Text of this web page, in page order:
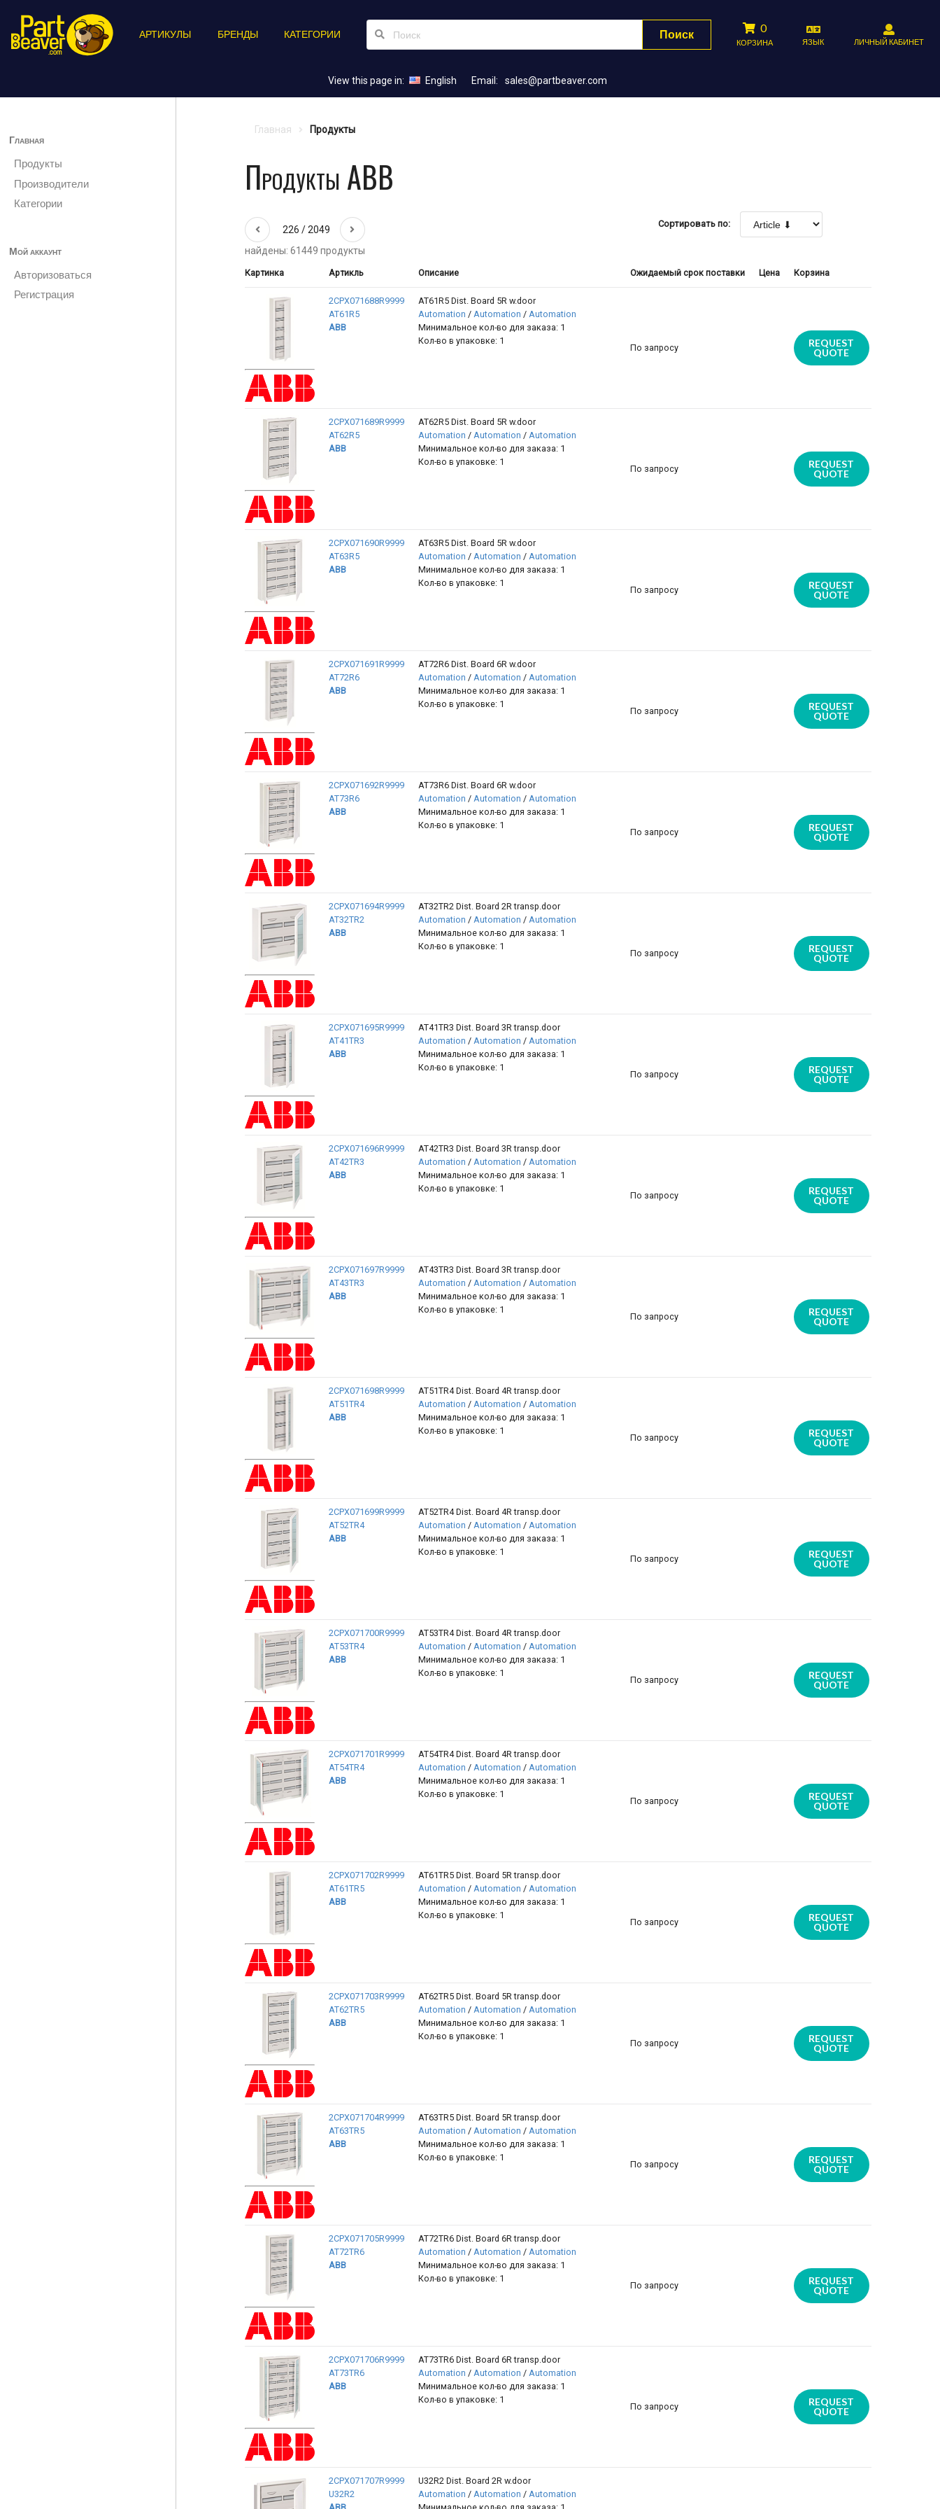
АРТИКУЛЫ БРЕНДЫ КАТЕГОРИИ Поиск 0
КОРЗИНА ЯЗЫК ЛИЧНЫЙ КАБИНЕТ
View this page in: English Email: sales@partbeaver.com
Главная
Продукты
Производители
Категории
Мой аккаунт
Авторизоваться
Регистрация
Главная Продукты
Продукты ABB
226 / 2049 Сортировать по:
найдены: 61449 продукты
Картинка Артикль Описание Ожидаемый срок поставки Цена Корзина
2CPX071688R9999
AT61R5
ABB
AT61R5 Dist. Board 5R w.door
Automation / Automation / Automation
Минимальное кол-во для заказа: 1
Кол-во в упаковке: 1
По запросу
REQUEST
QUOTE
2CPX071689R9999
AT62R5
ABB
AT62R5 Dist. Board 5R w.door
Automation / Automation / Automation
Минимальное кол-во для заказа: 1
Кол-во в упаковке: 1
По запросу
REQUEST
QUOTE
2CPX071690R9999
AT63R5
ABB
AT63R5 Dist. Board 5R w.door
Automation / Automation / Automation
Минимальное кол-во для заказа: 1
Кол-во в упаковке: 1
По запросу
REQUEST
QUOTE
2CPX071691R9999
AT72R6
ABB
AT72R6 Dist. Board 6R w.door
Automation / Automation / Automation
Минимальное кол-во для заказа: 1
Кол-во в упаковке: 1
По запросу
REQUEST
QUOTE
2CPX071692R9999
AT73R6
ABB
AT73R6 Dist. Board 6R w.door
Automation / Automation / Automation
Минимальное кол-во для заказа: 1
Кол-во в упаковке: 1
По запросу
REQUEST
QUOTE
2CPX071694R9999
AT32TR2
ABB
AT32TR2 Dist. Board 2R transp.door
Automation / Automation / Automation
Минимальное кол-во для заказа: 1
Кол-во в упаковке: 1
По запросу
REQUEST
QUOTE
2CPX071695R9999
AT41TR3
ABB
AT41TR3 Dist. Board 3R transp.door
Automation / Automation / Automation
Минимальное кол-во для заказа: 1
Кол-во в упаковке: 1
По запросу
REQUEST
QUOTE
2CPX071696R9999
AT42TR3
ABB
AT42TR3 Dist. Board 3R transp.door
Automation / Automation / Automation
Минимальное кол-во для заказа: 1
Кол-во в упаковке: 1
По запросу
REQUEST
QUOTE
2CPX071697R9999
AT43TR3
ABB
AT43TR3 Dist. Board 3R transp.door
Automation / Automation / Automation
Минимальное кол-во для заказа: 1
Кол-во в упаковке: 1
По запросу
REQUEST
QUOTE
2CPX071698R9999
AT51TR4
ABB
AT51TR4 Dist. Board 4R transp.door
Automation / Automation / Automation
Минимальное кол-во для заказа: 1
Кол-во в упаковке: 1
По запросу
REQUEST
QUOTE
2CPX071699R9999
AT52TR4
ABB
AT52TR4 Dist. Board 4R transp.door
Automation / Automation / Automation
Минимальное кол-во для заказа: 1
Кол-во в упаковке: 1
По запросу
REQUEST
QUOTE
2CPX071700R9999
AT53TR4
ABB
AT53TR4 Dist. Board 4R transp.door
Automation / Automation / Automation
Минимальное кол-во для заказа: 1
Кол-во в упаковке: 1
По запросу
REQUEST
QUOTE
2CPX071701R9999
AT54TR4
ABB
AT54TR4 Dist. Board 4R transp.door
Automation / Automation / Automation
Минимальное кол-во для заказа: 1
Кол-во в упаковке: 1
По запросу
REQUEST
QUOTE
2CPX071702R9999
AT61TR5
ABB
AT61TR5 Dist. Board 5R transp.door
Automation / Automation / Automation
Минимальное кол-во для заказа: 1
Кол-во в упаковке: 1
По запросу
REQUEST
QUOTE
2CPX071703R9999
AT62TR5
ABB
AT62TR5 Dist. Board 5R transp.door
Automation / Automation / Automation
Минимальное кол-во для заказа: 1
Кол-во в упаковке: 1
По запросу
REQUEST
QUOTE
2CPX071704R9999
AT63TR5
ABB
AT63TR5 Dist. Board 5R transp.door
Automation / Automation / Automation
Минимальное кол-во для заказа: 1
Кол-во в упаковке: 1
По запросу
REQUEST
QUOTE
2CPX071705R9999
AT72TR6
ABB
AT72TR6 Dist. Board 6R transp.door
Automation / Automation / Automation
Минимальное кол-во для заказа: 1
Кол-во в упаковке: 1
По запросу
REQUEST
QUOTE
2CPX071706R9999
AT73TR6
ABB
AT73TR6 Dist. Board 6R transp.door
Automation / Automation / Automation
Минимальное кол-во для заказа: 1
Кол-во в упаковке: 1
По запросу
REQUEST
QUOTE
2CPX071707R9999
U32R2
U32R2 Dist. Board 2R w.door
Automation / Automation / Automation